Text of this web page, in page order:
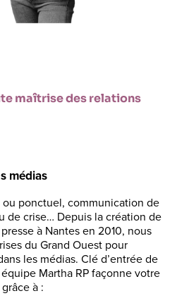
maîtrise des relations
médias
ponctuel, communication de
de crise… Depuis la création de
à Nantes en 2010, nous
du Grand Ouest pour
les médias. Clé d’entrée de
Martha RP façonne votre
à :